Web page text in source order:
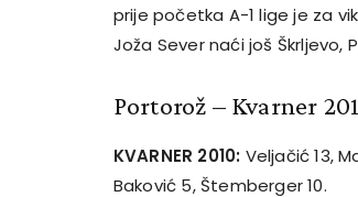
prije početka A-1 lige je za
Joža Sever naći još Škrljevo,
Portorož – Kvarner
KVARNER 2010: Veljačić 13,
Baković 5, Štemberger 10.